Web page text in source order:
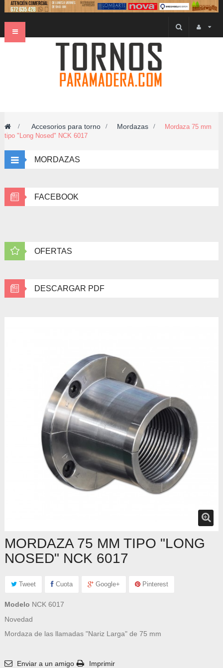
Navegación
> Accesorios para torno > Mordazas >
Mordaza 75 mm
tipo "Long Nosed" NCK 6017
MORDAZAS
FACEBOOK
OFERTAS
DESCARGAR PDF
MORDAZA 75 MM TIPO "LONG
NOSED" NCK 6017
Tweet Cuota Google+ Pinterest
Modelo NCK 6017
Novedad
Mordaza de las llamadas "Nariz Larga" de 75 mm
Enviar a un amigo Imprimir